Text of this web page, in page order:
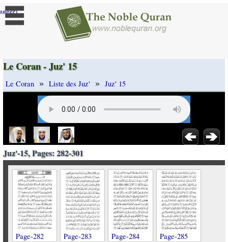
]
Le Coran - Juz' 15
Le Coran » Liste des Juz' » Juz' 15
Juz'-15, Pages: 282-301
Page-282 Page-283 Page-284 Page-285